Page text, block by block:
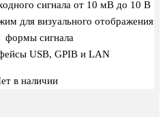
сигнала от 10 мВ до 10 В
для визуального отображения
формы сигнала
USB, GPIB и LAN
в наличии